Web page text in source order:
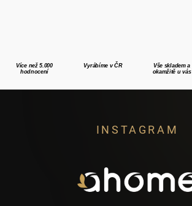
Více než 5.000
hodnocení
Vyrábíme v ČR
Vše skladem a
okamžitě u vás
INSTAGRAM